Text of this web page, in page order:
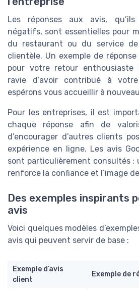
Les réponses aux avis,
négatifs, sont essentielles pour
du restaurant ou du service
clientèle. Un exemple de
pour votre retour enthousiaste
ravie d’avoir contribué à
espérons vous accueillir à
Pour les entreprises, il est
chaque réponse afin de
d’encourager d’autres clients
expérience en ligne. Les avis
sont particulièrement consultés :
renforce la confiance et l’image
Des exemples inspirants
avis
Voici quelques modèles
avis qui peuvent servir de base :
Exemple d’avis
client
Exemple de